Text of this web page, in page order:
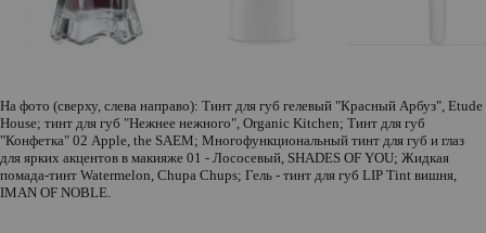
На фото (сверху, слева направо): Тинт для губ гелевый "Красный Арбуз", Etude
House; тинт для губ "Нежнее нежного", Organic Kitchen; Тинт для губ
"Конфетка" 02 Apple, the SAEM; Многофункциональный тинт для губ и глаз
для ярких акцентов в макияже 01 - Лососевый, SHADES OF YOU; Жидкая
помада-тинт Watermelon, Chupa Chups; Гель - тинт для губ LIP Tint вишня,
IMAN OF NOBLE.